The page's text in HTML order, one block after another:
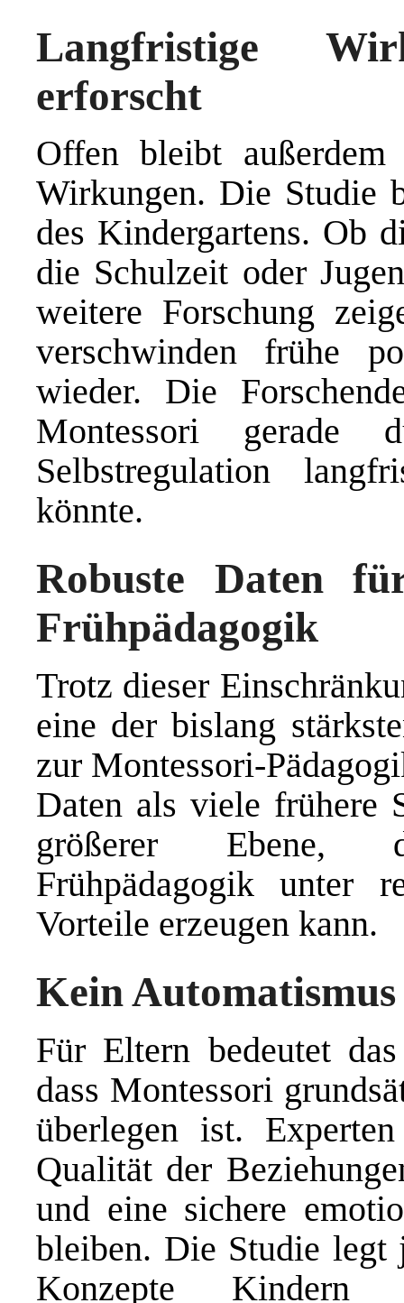
Langfristige
erforscht
Offen bleibt
Wirkungen. Die Studie
des Kindergartens. Ob
die Schulzeit oder
weitere Forschung
verschwinden frühe
wieder. Die
Montessori gerade
Selbstregulation
könnte.
Robuste Daten
Frühpädagogik
Trotz dieser
eine der bislang
zur Montessori-
Daten als viele frühere
größerer Ebene,
Frühpädagogik unter
Vorteile erzeugen kann.
Kein Automatismus
Für Eltern bedeutet
dass Montessori
überlegen ist.
Qualität der
und eine sichere
bleiben. Die Studie legt
Konzepte Kindern